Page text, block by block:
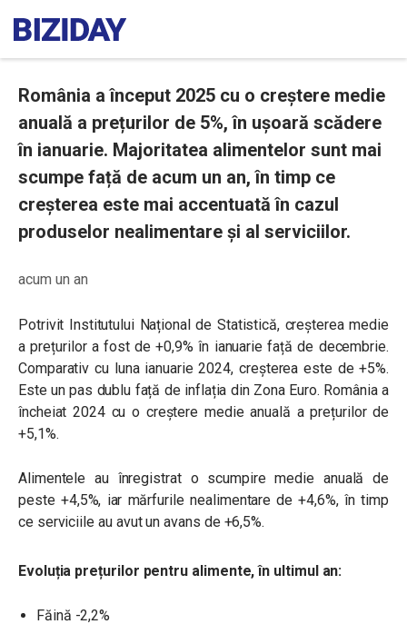
România a început 2025 cu o creștere medie
anuală a prețurilor de 5%, în ușoară scădere
în ianuarie. Majoritatea alimentelor sunt mai
scumpe față de acum un an, în timp ce
creșterea este mai accentuată în cazul
produselor nealimentare și al serviciilor.
acum un an
Potrivit Institutului Național de Statistică, creșterea medie
a prețurilor a fost de +0,9% în ianuarie față de decembrie.
Comparativ cu luna ianuarie 2024, creșterea este de +5%.
Este un pas dublu față de inflația din Zona Euro. România a
încheiat 2024 cu o creștere medie anuală a prețurilor de
+5,1%.
Alimentele au înregistrat o scumpire medie anuală de
peste +4,5%, iar mărfurile nealimentare de +4,6%, în timp
ce serviciile au avut un avans de +6,5%.
Evoluția prețurilor pentru alimente, în ultimul an:
Făină -2,2%